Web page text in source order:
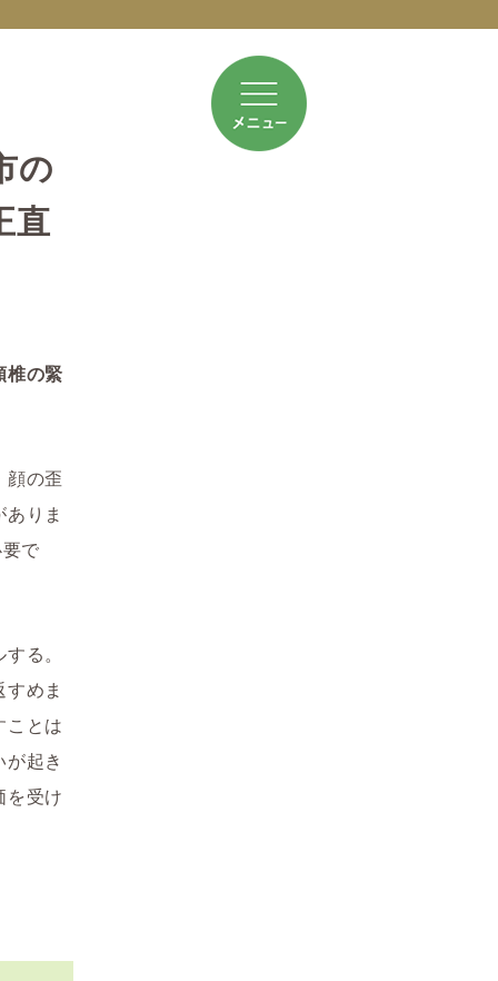
の
直
椎の緊
顔の歪
りま
で
る。
めま
ことは
起き
を受け